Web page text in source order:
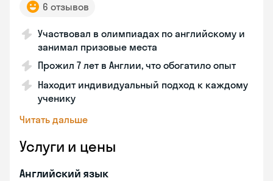
6 отзывов
Участвовал в олимпиадах по английскому и
занимал призовые места
Прожил 7 лет в Англии, что обогатило опыт
Находит индивидуальный подход к каждому
ученику
Читать дальше
Услуги и цены
Английский язык